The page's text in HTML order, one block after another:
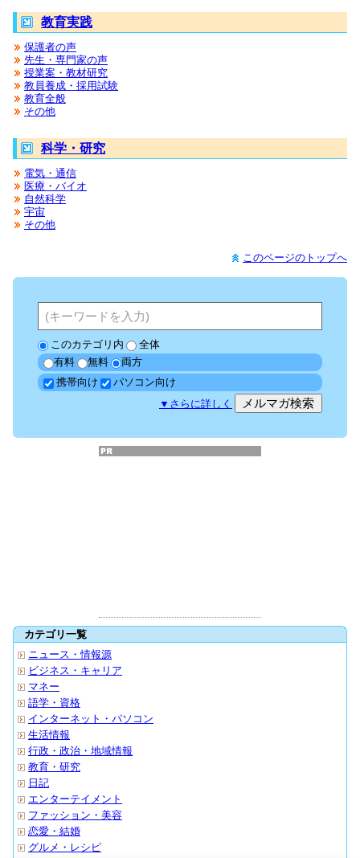
教育実践
保護者の声
先生・専門家の声
授業案・教材研究
教員養成・採用試験
教育全般
その他
科学・研究
電気・通信
医療・バイオ
自然科学
宇宙
その他
このページのトップへ
このカテゴリ内
全体
有料
無料
両方
携帯向け
パソコン向け
▼ さらに詳しく
カテゴリ一覧
ニュース・情報源
ビジネス・キャリア
マネー
語学・資格
インターネット・パソコン
生活情報
行政・政治・地域情報
教育・研究
日記
エンターテイメント
ファッション・美容
恋愛・結婚
グルメ・レシピ